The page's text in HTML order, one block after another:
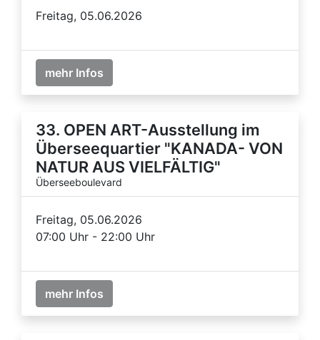
Freitag, 05.06.2026
mehr Infos
33. OPEN ART-Ausstellung im
Überseequartier "KANADA- VON
NATUR AUS VIELFÄLTIG"
Überseeboulevard
Freitag, 05.06.2026
07:00 Uhr - 22:00 Uhr
mehr Infos